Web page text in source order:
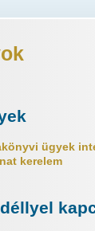
ügyek
kerelem